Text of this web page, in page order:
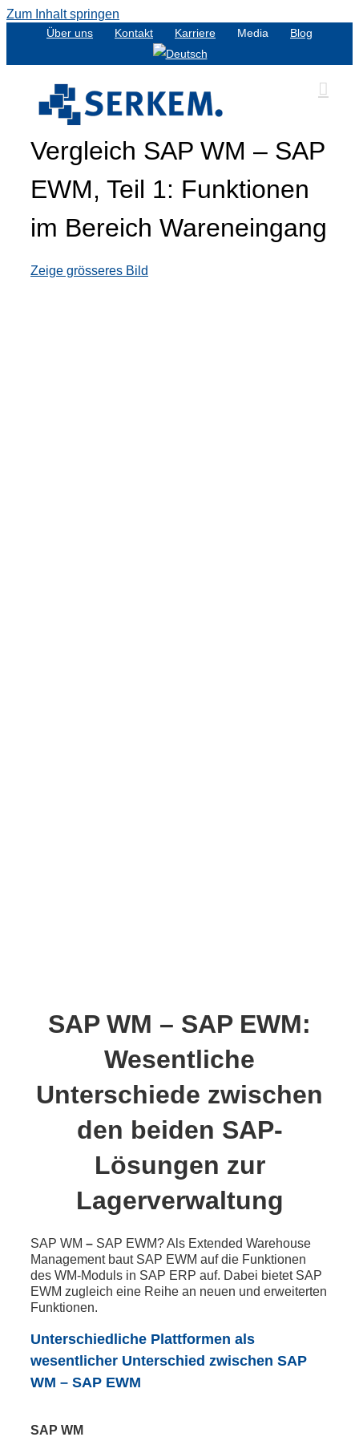
Zum Inhalt springen
Über uns Kontakt Karriere Media Blog
Zeige grösseres Bild
Vergleich SAP WM – SAP
EWM, Teil 1: Funktionen
im Bereich Wareneingang
SAP WM – SAP EWM:
Wesentliche
Unterschiede zwischen
den beiden SAP-
Lösungen zur
Lagerverwaltung
SAP WM – SAP EWM? Als Extended Warehouse
Management baut SAP EWM auf die Funktionen
des WM-Moduls in SAP ERP auf. Dabei bietet SAP
EWM zugleich eine Reihe an neuen und erweiterten
Funktionen.
Unterschiedliche Plattformen als
wesentlicher Unterschied zwischen SAP
WM – SAP EWM
SAP WM